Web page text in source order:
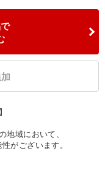
地域において、
がございます。